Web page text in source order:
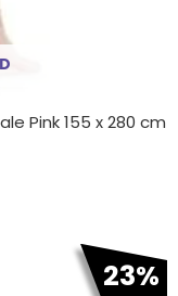
Pink 155 x 280 cm
23%